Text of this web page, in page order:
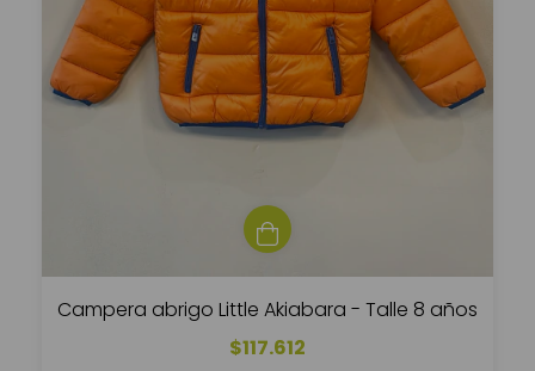
Campera abrigo Little Akiabara - Talle 8 años
$117.612